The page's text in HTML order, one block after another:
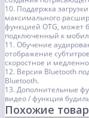
10. Поддержка
максимального
функцией OTG, может
подключенный к
11. Обучение
отображение
скоростное и
12. Версия Bluetooth
Bluetooth.
13. Дополнительные
видео / функция
Похожие